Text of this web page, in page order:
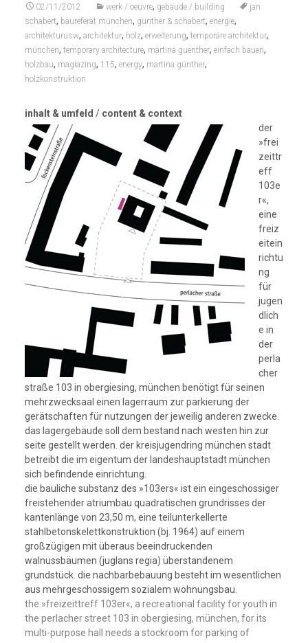
02/11/2012 werk / oeuvre, gebäude / building
jan
schabert, baureferat münchen, günther & schabert, energie,
architekturusw, architektur, holz, erweiterung, temporäre architektur,
münchen, temporary architecture, martina guenther, einfach bauen,
holzbau, magiazing, 115, energy, martina günther,
holzkonstruktion
inhalt & umfeld / content & context
der
»frei
zeittr
eff
103e
r«,
eine
freiz
eitein
richtu
ng
für
jugen
dlich
e in
der
perla
cher
straße 103 in obergiesing, münchen benötigt für seinen
mehrzwecksaal einen lagerraum zur parkierung der
gerätschaften für nutzungen der jeweilig anderen zwecke.
das lagergebäude soll dem bestand nach westen hin zur
seite gestellt werden. der kreisjugendring münchen stadt
betreibt die im eigentum der landeshauptstadt münchen
sich befindende einrichtung.
die bauliche substanz des »103ers« ist ein eingeschossiger
freistehender atriumbau quadratischen grundrisses der
kantenlänge von 23,50 m, eine teilunterkellerte
stahlbetonskelettkonstruktion (bj. 1964) auf einem
großzügigen mit überaus beeindruckenden
walnussbäumen (juglans regia) überstandenem
grundstück. die nachbarbebauung besteht im wesentlichen
aus mehrgeschossigem sozialem wohnungsbau.
the »freizeittreff 103er«, a recreational facility for youth in
the perlacher street 103 in obergiesing, münchen, for its
multi-purpose hall needs a stockroom for parking of